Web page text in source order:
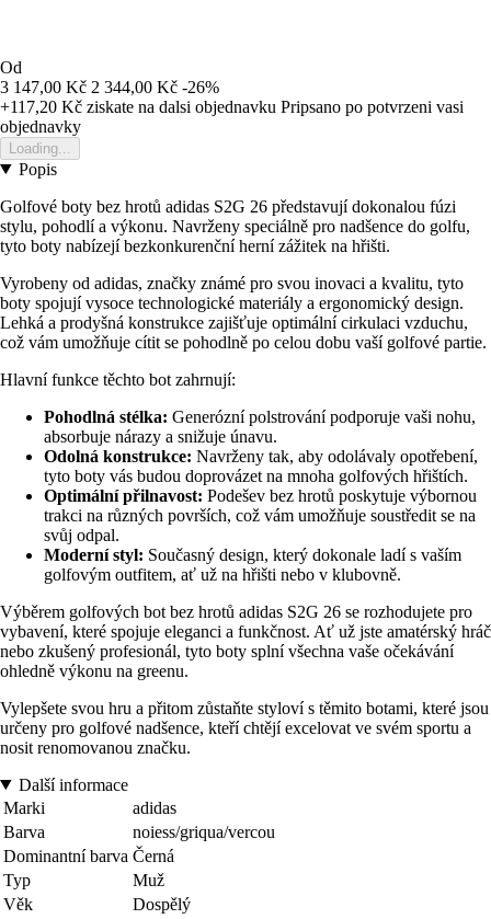
Od
3 147,00 Kč 2 344,00 Kč -26%
+117,20 Kč ziskate na dalsi objednavku Pripsano po potvrzeni vasi
objednavky
Loading...
Popis
Golfové boty bez hrotů adidas S2G 26 představují dokonalou fúzi
stylu, pohodlí a výkonu. Navrženy speciálně pro nadšence do golfu,
tyto boty nabízejí bezkonkurenční herní zážitek na hřišti.
Vyrobeny od adidas, značky známé pro svou inovaci a kvalitu, tyto
boty spojují vysoce technologické materiály a ergonomický design.
Lehká a prodyšná konstrukce zajišťuje optimální cirkulaci vzduchu,
což vám umožňuje cítit se pohodlně po celou dobu vaší golfové partie.
Hlavní funkce těchto bot zahrnují:
Pohodlná stélka: Generózní polstrování podporuje vaši nohu,
absorbuje nárazy a snižuje únavu.
Odolná konstrukce: Navrženy tak, aby odolávaly opotřebení,
tyto boty vás budou doprovázet na mnoha golfových hřištích.
Optimální přilnavost: Podešev bez hrotů poskytuje výbornou
trakci na různých površích, což vám umožňuje soustředit se na
svůj odpal.
Moderní styl: Současný design, který dokonale ladí s vaším
golfovým outfitem, ať už na hřišti nebo v klubovně.
Výběrem golfových bot bez hrotů adidas S2G 26 se rozhodujete pro
vybavení, které spojuje eleganci a funkčnost. Ať už jste amatérský hráč
nebo zkušený profesionál, tyto boty splní všechna vaše očekávání
ohledně výkonu na greenu.
Vylepšete svou hru a přitom zůstaňte styloví s těmito botami, které jsou
určeny pro golfové nadšence, kteří chtějí excelovat ve svém sportu a
nosit renomovanou značku.
Další informace
Marki
adidas
Barva
noiess/griqua/vercou
Dominantní barva Černá
Typ
Muž
Věk
Dospělý